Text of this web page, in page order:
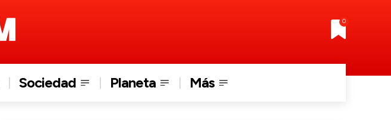
0
Sociedad Planeta Más